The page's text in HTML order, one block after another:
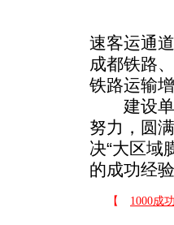
速客运通
成都铁路
铁路运输
建设单
努力，圆
决“大区域
的成功经